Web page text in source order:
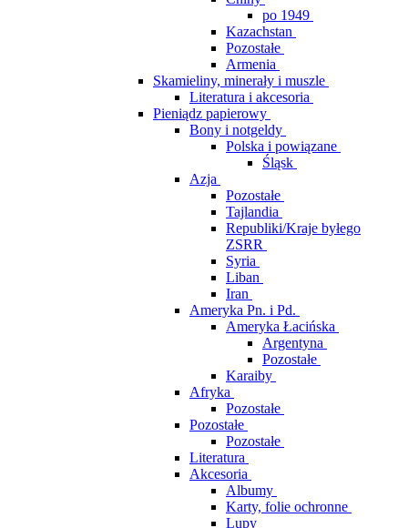
po 1949
Kazachstan
Pozostałe
Armenia
Skamieliny, minerały i muszle
Literatura i akcesoria
Pieniądz papierowy
Bony i notgeldy
Polska i powiązane
Śląsk
Azja
Pozostałe
Tajlandia
Republiki/Kraje byłego
ZSRR
Syria
Liban
Iran
Ameryka Pn. i Pd.
Ameryka Łacińska
Argentyna
Pozostałe
Karaiby
Afryka
Pozostałe
Pozostałe
Pozostałe
Literatura
Akcesoria
Albumy
Karty, folie ochronne
Lupy